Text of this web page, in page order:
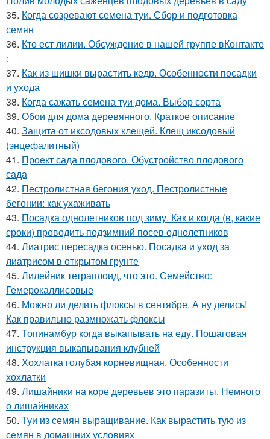
35. Когда созревают семена туи. Сбор и подготовка
семян
36. Кто ест лилии. Обсуждение в нашей группе вКонтакте
:
37. Как из шишки вырастить кедр. Особенности посадки
и ухода
38. Когда сажать семена туи дома. Выбор сорта
39. Обои для дома деревянного. Краткое описание
40. Защита от иксодовых клещей. Клещ иксодовый
(энцефалитный)
41. Проект сада плодового. Обустройство плодового
сада
42. Пестролистная бегония уход. Пестролистные
бегонии: как ухаживать
43. Посадка однолетников под зиму. Как и когда (в, какие
сроки) проводить подзимний посев однолетников
44. Лиатрис пересадка осенью. Посадка и уход за
лиатрисом в открытом грунте
45. Лилейник тетраплоид, что это. Семейство:
Гемерокаллисовые
46. Можно ли делить флоксы в сентябре. А ну делись!
Как правильно размножать флоксы
47. Топинамбур когда выкапывать на еду. Пошаговая
инструкция выкапывания клубней
48. Хохлатка голубая корневищная. Особенности
хохлатки
49. Лишайники на коре деревьев это паразиты. Немного
о лишайниках
50. Туи из семян выращивание. Как вырастить тую из
семян в домашних условиях